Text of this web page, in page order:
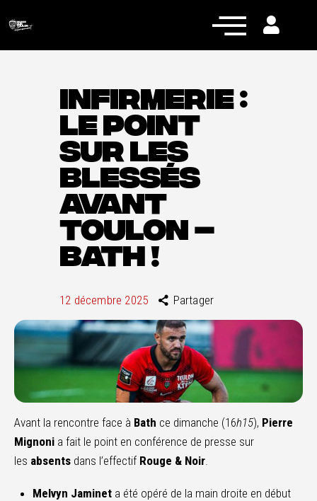
Actualités
Équipe pro
Nos équipes
Fan Zone
RCT Engagé
INFIRMERIE :
LE POINT
SUR LES
BLESSÉS
AVANT
TOULON –
BATH !
12 décembre 2025 Partager
Avant la rencontre face à Bath ce dimanche (16h15), Pierre
Mignoni a fait le point en conférence de presse sur
les absents dans l’effectifRouge & Noir.
Melvyn Jamineta été opéré de la main droite en début